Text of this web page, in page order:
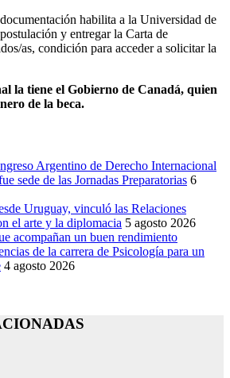
habilita a la Universidad de
y entregar la Carta de
as, condición para acceder a solicitar la
la tiene el Gobierno de Canadá, quien
de la beca.
Argentino de Derecho Internacional
sede de las Jornadas Preparatorias 6
Uruguay, vinculó las Relaciones
el arte y la diplomacia 5 agosto 2026
acompañan un buen rendimiento
de la carrera de Psicología para un
4 agosto 2026